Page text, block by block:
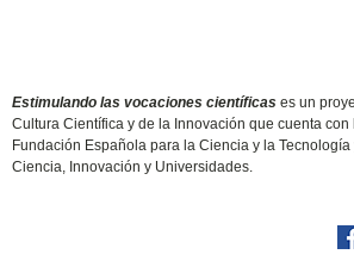
Estimulando las vocaciones científicas es un
Cultura Científica y de la Innovación que cuenta
Fundación Española para la Ciencia y la
Ciencia, Innovación y Universidades.